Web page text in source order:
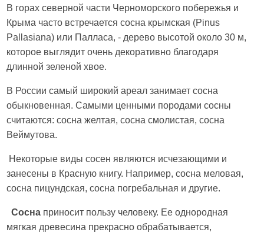
В горах северной части Черноморского побережья и
Крыма часто встречается сосна крымская (Pinus
Pallasiana) или Палласа, - дерево высотой около 30 м,
которое выглядит очень декоративно благодаря
длинной зеленой хвое.
В России самый широкий ареал занимает сосна
обыкновенная. Самыми ценными породами сосны
считаются: сосна желтая, сосна смолистая, сосна
Веймутова.
Некоторые виды сосен являются исчезающими и
занесены в Красную книгу. Например, сосна меловая,
сосна пицундская, сосна погребальная и другие.
Сосна приносит пользу человеку. Ее однородная
мягкая древесина прекрасно обрабатывается,